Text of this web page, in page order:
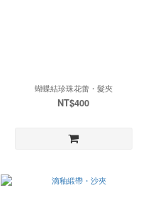
蝴蝶結珍珠花蕾・髮夾
NT$400